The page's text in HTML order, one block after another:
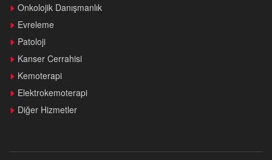
Onkolojik Danışmanlık
Evreleme
Patoloji
Kanser Cerrahisi
Kemoterapi
Elektrokemoterapi
Diğer Hizmetler